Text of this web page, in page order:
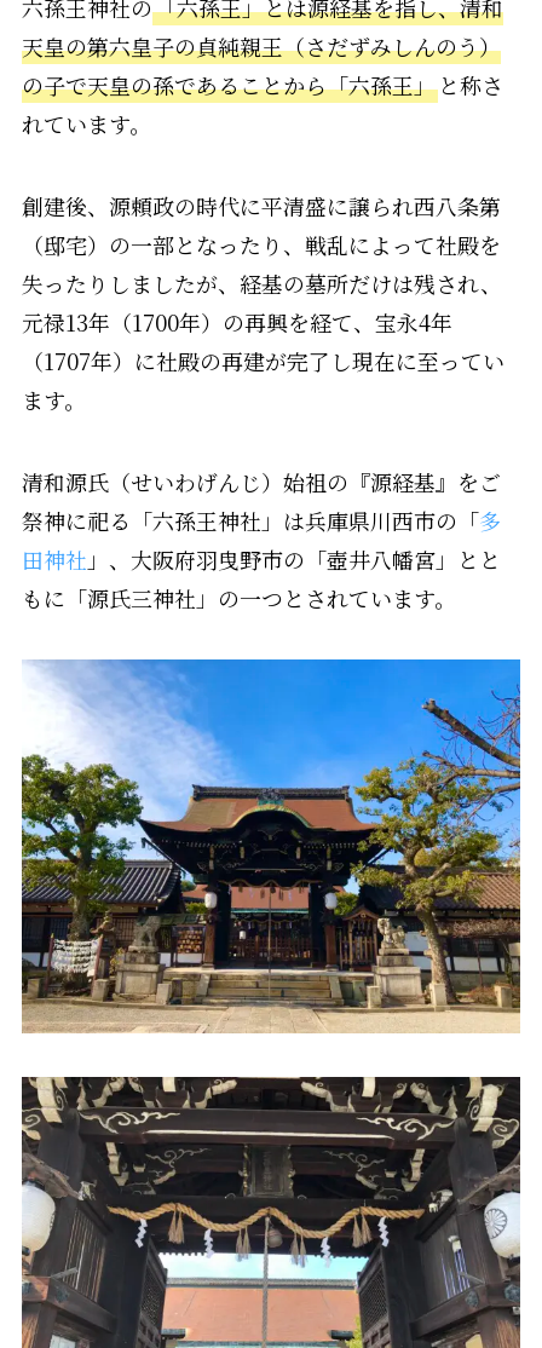
六孫王神社の「六孫王」とは源経基を指し、清和
天皇の第六皇子の貞純親王（さだずみしんのう）
の子で天皇の孫であることから「六孫王」と称さ
れています。
創建後、源頼政の時代に平清盛に譲られ西八条第
（邸宅）の一部となったり、戦乱によって社殿を
失ったりしましたが、経基の墓所だけは残され、
元禄13年（1700年）の再興を経て、宝永4年
（1707年）に社殿の再建が完了し現在に至ってい
ます。
清和源氏（せいわげんじ）始祖の『源経基』をご
祭神に祀る「六孫王神社」は兵庫県川西市の「多
田神社 」、大阪府羽曳野市の「壺井八幡宮」とと
もに「源氏三神社」の一つとされています。